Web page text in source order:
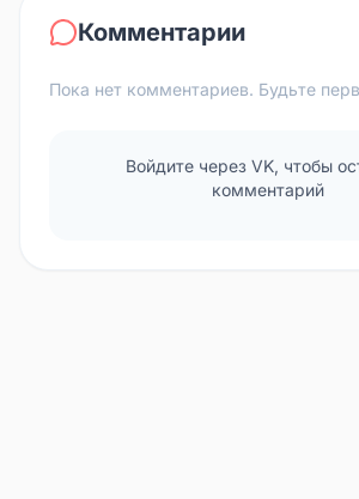
Комментарии
Пока нет комментариев. Будьте
Войдите через VK, чтобы
комментарий